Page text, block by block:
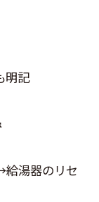
明記
給湯器のリセ